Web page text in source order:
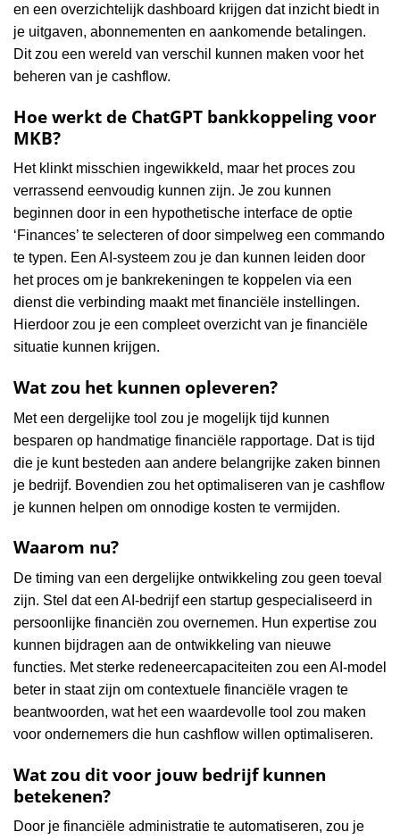
en een overzichtelijk dashboard krijgen dat inzicht biedt in
je uitgaven, abonnementen en aankomende betalingen.
Dit zou een wereld van verschil kunnen maken voor het
beheren van je cashflow.
Hoe werkt de ChatGPT bankkoppeling voor
MKB?
Het klinkt misschien ingewikkeld, maar het proces zou
verrassend eenvoudig kunnen zijn. Je zou kunnen
beginnen door in een hypothetische interface de optie
‘Finances’ te selecteren of door simpelweg een commando
te typen. Een AI-systeem zou je dan kunnen leiden door
het proces om je bankrekeningen te koppelen via een
dienst die verbinding maakt met financiële instellingen.
Hierdoor zou je een compleet overzicht van je financiële
situatie kunnen krijgen.
Wat zou het kunnen opleveren?
Met een dergelijke tool zou je mogelijk tijd kunnen
besparen op handmatige financiële rapportage. Dat is tijd
die je kunt besteden aan andere belangrijke zaken binnen
je bedrijf. Bovendien zou het optimaliseren van je cashflow
je kunnen helpen om onnodige kosten te vermijden.
Waarom nu?
De timing van een dergelijke ontwikkeling zou geen toeval
zijn. Stel dat een AI-bedrijf een startup gespecialiseerd in
persoonlijke financiën zou overnemen. Hun expertise zou
kunnen bijdragen aan de ontwikkeling van nieuwe
functies. Met sterke redeneercapaciteiten zou een AI-model
beter in staat zijn om contextuele financiële vragen te
beantwoorden, wat het een waardevolle tool zou maken
voor ondernemers die hun cashflow willen optimaliseren.
Wat zou dit voor jouw bedrijf kunnen
betekenen?
Door je financiële administratie te automatiseren, zou je